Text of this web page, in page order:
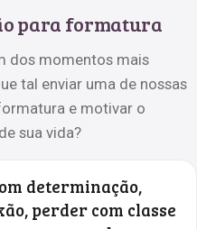
para formatura
dos momentos mais
tal enviar uma de nossas
e motivar o
sua vida?
determinação,
perder com classe